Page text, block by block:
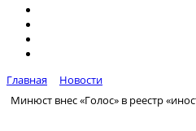
Главная
Новости
Минюст внес «Голос» в реестр